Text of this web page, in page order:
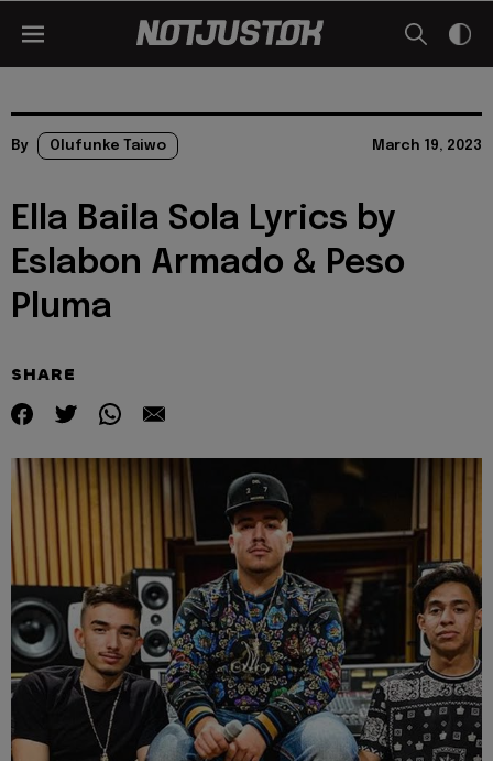
By Olufunke Taiwo March 19, 2023
Ella Baila Sola Lyrics by
Eslabon Armado & Peso
Pluma
SHARE